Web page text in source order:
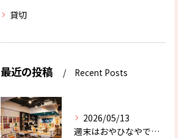
貸切
最近の投稿 Recent Posts
2026/05/13
週末はおやひなやで楽しもう♪